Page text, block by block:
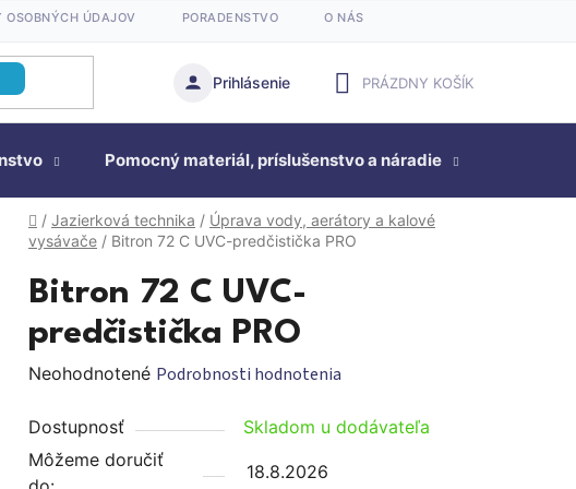
OSOBNÝCH ÚDAJOV PORADENSTVO O NÁS
Prihlásenie
KOŠÍK
PRÁZDNY KOŠÍK
Pomocný materiál, príslušenstvo a náradie
Domov
/ Jazierková technika / Úprava vody, aerátory a kalové
vysávače / Bitron 72 C UVC-predčistička PRO
Bitron 72 C UVC-
predčistička PRO
Priemerné
produktu
je
Neohodnotené Podrobnosti hodnotenia
Dostupnosť
Skladom u dodávateľa
Môžeme doručiť
18.8.2026